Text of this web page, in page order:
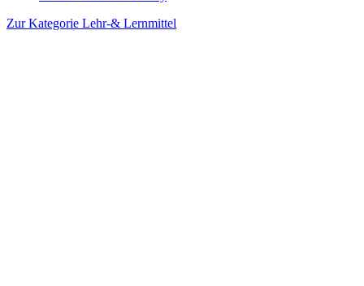
Zur Kategorie Lehr-& Lernmittel